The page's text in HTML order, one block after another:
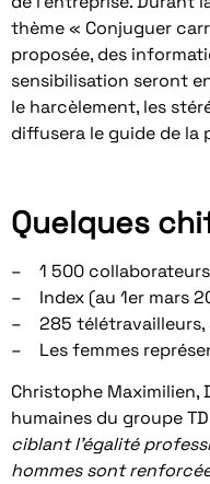
thème « Conjuguer
proposée, des
sensibilisation seront
le harcèlement, les
diffusera le guide de la
Quelques
– 1 500
– Index (au 1er mars
– 285 télétravailleurs,
– Les femmes
Christophe Maximilien,
humaines du groupe
ciblant l’égalité
hommes sont